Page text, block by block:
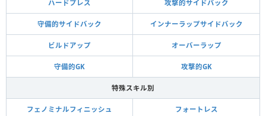
ハードプレス 攻撃的サイドバック
守備的サイドバック インナーラップサイドバック
ビルドアップ オーバーラップ
守備的GK 攻撃的GK
特殊スキル別
フェノミナルフィニッシュ フォートレス